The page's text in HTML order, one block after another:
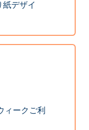
デザイ
ィークご利